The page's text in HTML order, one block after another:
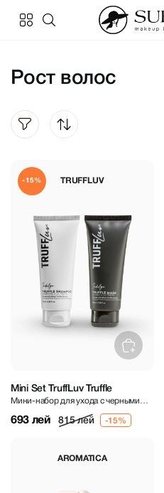
Рост волос
TRUFFLUV
-15%
Mini Set TruffLuv Truffle
Мини-набор для ухода с черными
693 лей 815 лей
AROMATICA